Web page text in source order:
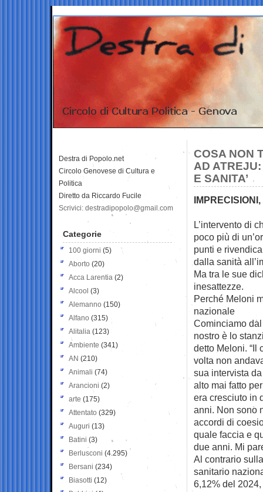
COSA NON
AD
E SANITA’
L’intervento di
poco più di
punti e
dalla sanità
Ma tra le sue
inesattezze.
Perché Meloni
nazionale
Cominciamo
nostro è lo
detto Meloni. “Il
volta non
sua intervista
alto mai fatto
era cresciuto in
anni. Non sono
accordi di
quale faccia e
due anni. Mi
Al contrario
sanitario
6,12% del
Destra di Popolo.net
Circolo Genovese di Cultura e
Politica
Diretto da Riccardo Fucile
Scrivici: destradipopolo@gmail.com
Categorie
100 giorni (5)
Aborto (20)
Acca Larentia (2)
Alcool (3)
Alemanno (150)
Alfano (315)
Alitalia (123)
Ambiente (341)
AN (210)
Animali (74)
Arancioni (2)
arte (175)
Attentato (329)
Auguri (13)
Batini (3)
Berlusconi (4.295)
Bersani (234)
Biasotti (12)